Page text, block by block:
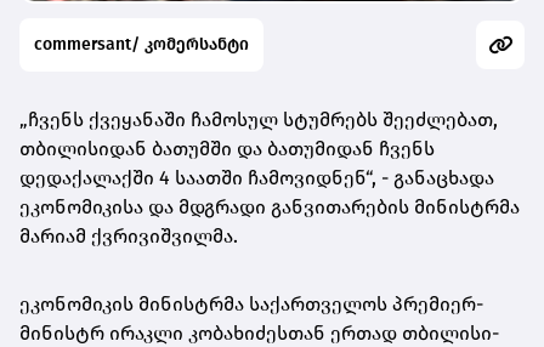
commersant/ კომერსანტი
„ჩვენს ქვეყანაში ჩამოსულ სტუმრებს შეეძლებათ,
თბილისიდან ბათუმში და ბათუმიდან ჩვენს
დედაქალაქში 4 საათში ჩამოვიდნენ“, - განაცხადა
ეკონომიკისა და მდგრადი განვითარების მინისტრმა
მარიამ ქვრივიშვილმა.
ეკონომიკის მინისტრმა საქართველოს პრემიერ-
მინისტრ ირაკლი კობახიძესთან ერთად თბილისი-